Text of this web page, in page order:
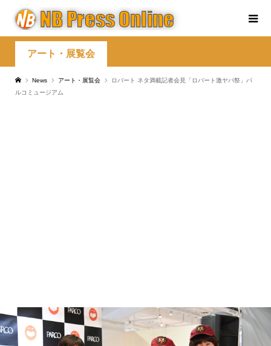
アート・展覧会
News アート・展覧会
ロバート ネタ満載記者会見「ロバート激ヤバ祭」パ
ルコミュージアム